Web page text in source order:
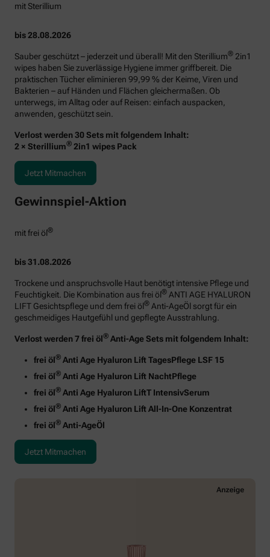
mit Sterillium
bis 28.08.2026
Sauber geschützt – jederzeit und überall! Mit den Sterillium® 2in1
wipes haben Sie zuverlässige Hygiene immer griffbereit. Die
praktischen Tücher eliminieren 99,99 % der Keime, Viren und
Bakterien – auf Händen und Flächen gleichermaßen. Ob
unterwegs, im Alltag oder auf Reisen: einfach auspacken,
anwenden, geschützt sein.
Verlost werden 30 Sets mit folgendem Inhalt:
2 × Sterillium® 2in1 wipes Pack
Jetzt Mitmachen
Gewinnspiel-Aktion
mit frei öl®
bis 31.08.2026
Trockene und anspruchsvolle Haut benötigt intensive Pflege und
Feuchtigkeit. Die Kombination aus frei öl® ANTI AGE HYALURON
LIFT Gesichtspflege und dem frei öl® Anti-AgeÖl sorgt für ein
geschmeidiges Hautgefühl und gepflegte Ausstrahlung.
Verlost werden 7 frei öl® Anti-Age Sets mit folgendem Inhalt:
frei öl® Anti Age Hyaluron Lift TagesPflege LSF 15
frei öl® Anti Age Hyaluron Lift NachtPflege
frei öl® Anti Age Hyaluron LiftT IntensivSerum
frei öl® Anti Age Hyaluron Lift All-In-One Konzentrat
frei öl® Anti-AgeÖl
Jetzt Mitmachen